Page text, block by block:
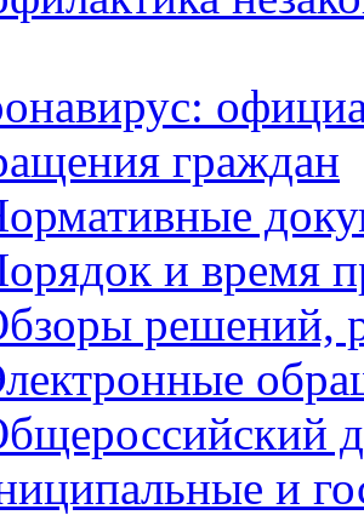
граждан
и время
решений,
и